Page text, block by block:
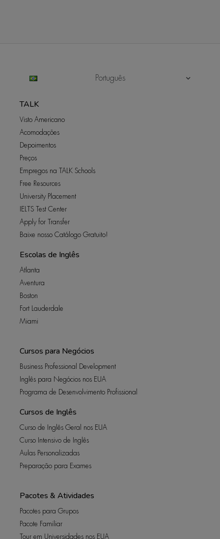
Português
TALK
Visto Americano
Acomodações
Depoimentos
Preços
Empregos na TALK Schools
Free Resources
University Placement
IELTS Test Center
Apply for Transfer
Baixe nosso Catálogo Gratuito!
Escolas de Inglês
Atlanta
Aventura
Boston
Fort Lauderdale
Miami
Cursos para Negócios
Business Professional Development
Inglês para Negócios nos EUA
Programa de Desenvolvimento Profissional
Cursos de Inglês
Curso de Inglês Geral nos EUA
Curso Intensivo de Inglês
Aulas Personalizadas
Preparação para Exames
Pacotes & Atividades
Pacotes para Grupos
Pacote Familiar
Tour em Universidades nos EUA